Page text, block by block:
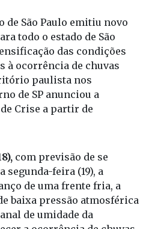
de São Paulo emitiu novo
todo o estado de São
das condições
ocorrência de chuvas
paulista nos
de SP anunciou a
com previsão de se
segunda-feira (19), a
de uma frente fria, a